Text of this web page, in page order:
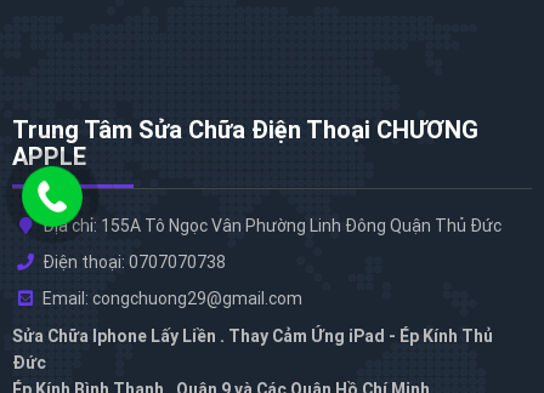
Trung Tâm Sửa Chữa Điện Thoại CHƯƠNG
APPLE
Địa chỉ: 155A Tô Ngọc Vân Phường Linh Đông Quận Thủ Đức
Điện thoại: 0707070738
Email: congchuong29@gmail.com
Sửa Chữa Iphone Lấy Liền . Thay Cảm Ứng iPad - Ép Kính Thủ
Đức